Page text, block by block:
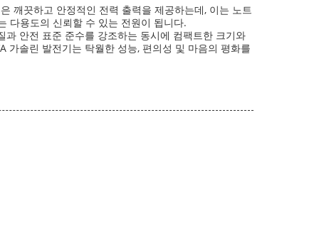
깨끗하고 안정적인 전력 출력을 제공하는데, 이는 노트
다용도의 신뢰할 수 있는 전원이 됩니다.
안전 표준 준수를 강조하는 동시에 컴팩트한 크기와
가솔린 발전기는 탁월한 성능, 편의성 및 마음의 평화를